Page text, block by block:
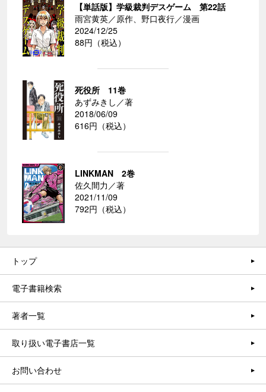
【単話版】学級裁判デスゲーム 第22話
雨宮黄英／原作、野口夜行／漫画
2024/12/25
88円（税込）
死役所 11巻
あずみきし／著
2018/06/09
616円（税込）
LINKMAN 2巻
佐久間力／著
2021/11/09
792円（税込）
トップ
電子書籍検索
著者一覧
取り扱い電子書店一覧
お問い合わせ